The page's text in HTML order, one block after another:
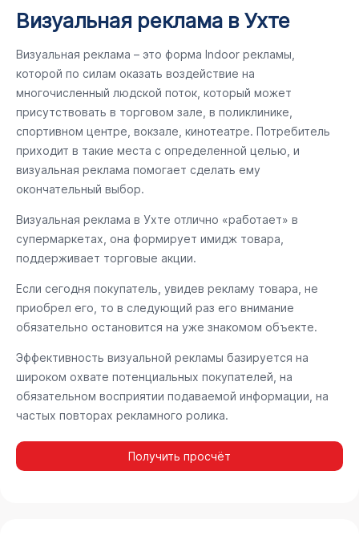
Визуальная реклама в Ухте
Визуальная реклама – это форма Indoor рекламы,
которой по силам оказать воздействие на
многочисленный людской поток, который может
присутствовать в торговом зале, в поликлинике,
спортивном центре, вокзале, кинотеатре. Потребитель
приходит в такие места с определенной целью, и
визуальная реклама помогает сделать ему
окончательный выбор.
Визуальная реклама в Ухте отлично «работает» в
супермаркетах, она формирует имидж товара,
поддерживает торговые акции.
Если сегодня покупатель, увидев рекламу товара, не
приобрел его, то в следующий раз его внимание
обязательно остановится на уже знакомом объекте.
Эффективность визуальной рекламы базируется на
широком охвате потенциальных покупателей, на
обязательном восприятии подаваемой информации, на
частых повторах рекламного ролика.
Получить просчёт